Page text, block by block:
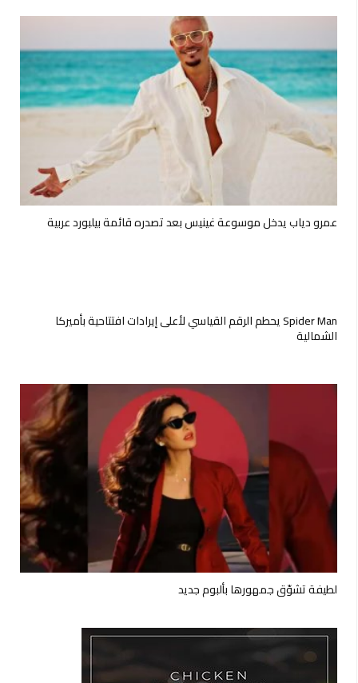
عمرو دياب يدخل موسوعة غينيس بعد تصدره قائمة بيلبورد عربية
Spider Man يحطم الرقم القياسي لأعلى إيرادات افتتاحية بأميركا
الشمالية
لطيفة تشوّق جمهورها بألبوم جديد